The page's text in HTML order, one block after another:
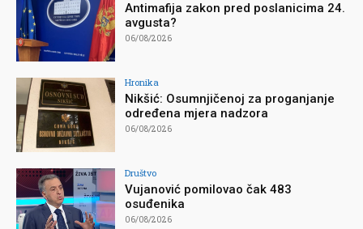
Antimafija zakon pred poslanicima 24.
avgusta?
06/08/2026
Hronika
Nikšić: Osumnjičenoj za proganjanje
određena mjera nadzora
06/08/2026
Društvo
Vujanović pomilovao čak 483
osuđenika
06/08/2026